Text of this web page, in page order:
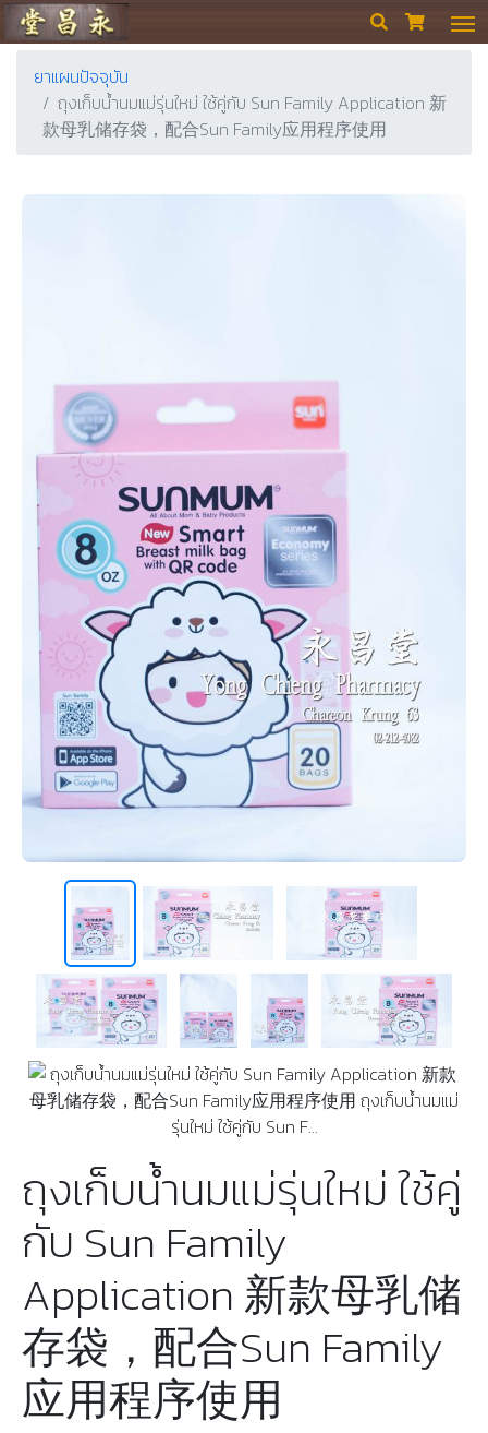
ร้านขายยา ย่งเชียงตึ๊ง  
ยาแผนปัจจุบัน
ถุงเก็บน้ำนมแม่รุ่นใหม่ ใช้คู่กับ Sun Family Application 新
款母乳储存袋，配合Sun Family应用程序使用
ถุงเก็บน้ำนมแม่รุ่นใหม่ ใช้คู่
กับ Sun Family
Application 新款母乳储
存袋，配合Sun Family
应用程序使用